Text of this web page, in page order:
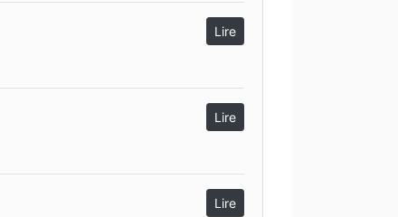
Lire
Lire
Lire